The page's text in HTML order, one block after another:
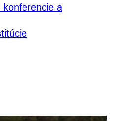
konferencie a